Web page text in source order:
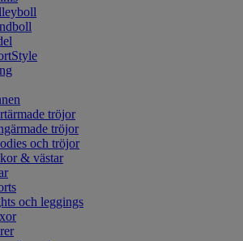
tröjor
tröjor
och tröjor
& västar
och leggings